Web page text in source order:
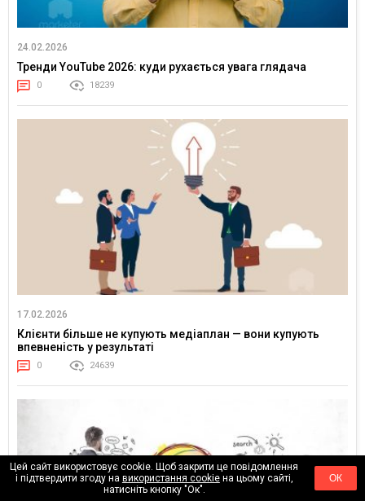
24.02.2026
Тренди YouTube 2026: куди рухається увага глядача
0 18239
17.02.2026
Клієнти більше не купують медіаплан — вони купують
впевненість у результаті
0 24639
Цей сайт використовує cookie. Щоб закрити це повідомлення
і підтвердити згоду на використання cookieна цьому сайті,
натисніть кнопку "Ок".
ОК